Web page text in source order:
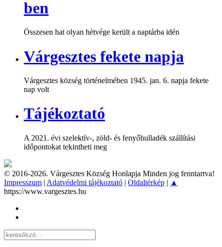
ben
Összesen hat olyan hétvége került a naptárba idén
Várgesztes fekete napja
Várgesztes község történelmében 1945. jan. 6. napja fekete
nap volt
Tájékoztató
A 2021. évi szelektív-, zöld- és fenyőhulladék szállítási
időpontokat tekintheti meg
© 2016-2026. Várgesztes Község Honlapja Minden jog fenntartva!
Impresszum | Adatvédelmi tájékoztató | Oldaltérkép | ▲
https://www.vargesztes.hu